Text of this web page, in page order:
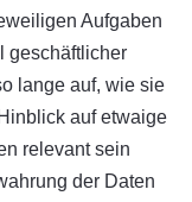
Aufgaben
geschäftlicher
lange auf, wie sie
auf etwaige
relevant sein
der Daten